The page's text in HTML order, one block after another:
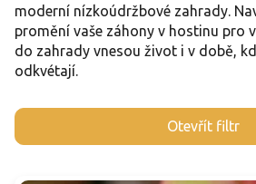
moderní nízkoúdržbové zahrady.
promění vaše záhony v hostinu pro
do zahrady vnesou život i v době,
odkvétají.
Otevřít filtr
V
ý